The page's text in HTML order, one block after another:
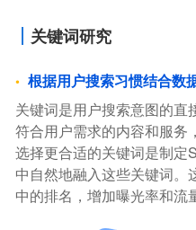
关键词研究
根据用户搜索习惯结合数
关键词是用户搜索意图的直
符合用户需求的内容和服务
选择更合适的关键词是制定
中自然地融入这些关键词。
中的排名，增加曝光率和流